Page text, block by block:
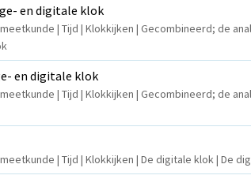
en digitale klok
| Tijd | Klokkijken | Gecombineerd; de
en digitale klok
| Tijd | Klokkijken | Gecombineerd; de
| Tijd | Klokkijken | De digitale klok | De